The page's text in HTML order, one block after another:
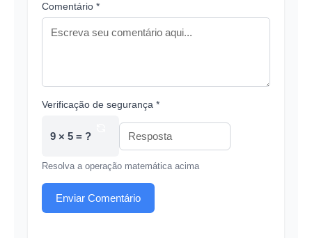
Comentário *
Verificação de segurança *
9 × 5 = ?
Resolva a operação matemática acima
Enviar Comentário